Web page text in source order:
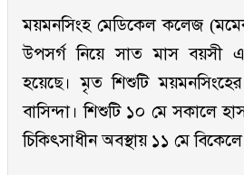
ময়মনসিংহ মেডিকেল কলেজ
উপসর্গ নিয়ে সাত মাস বয়সী
হয়েছে। মৃত শিশুটি
বাসিন্দা। শিশুটি ১০ মে সকালে
চিকিৎসাধীন অবস্থায় ১১ মে বিকেলে